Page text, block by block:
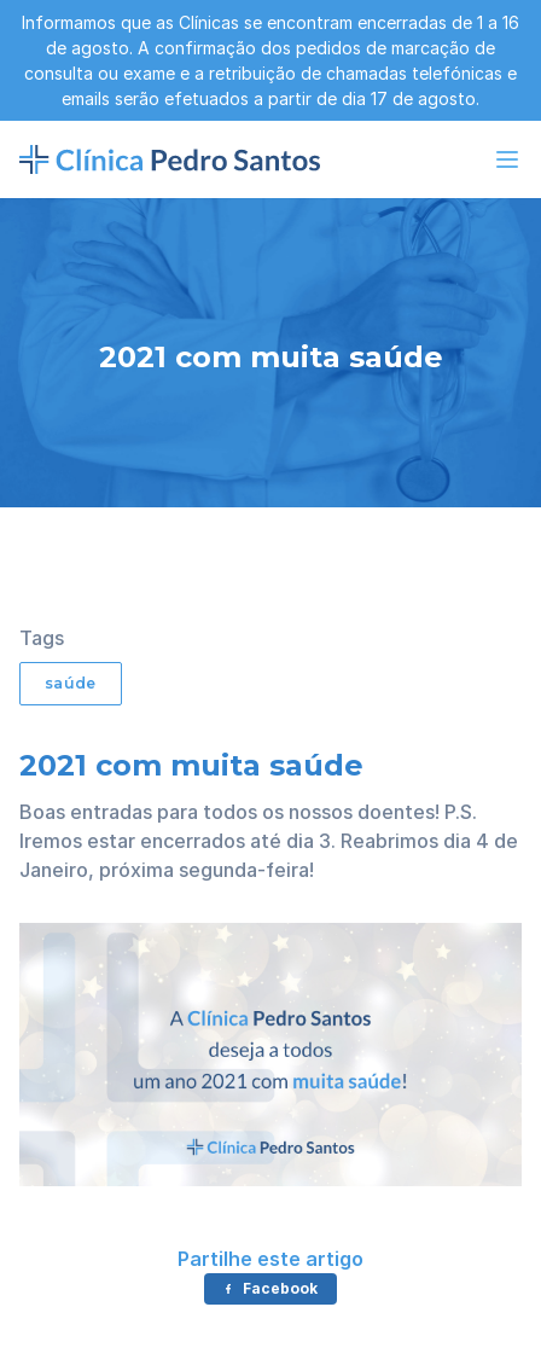
Informamos que as Clínicas se encontram encerradas de 1 a 16
de agosto. A confirmação dos pedidos de marcação de
consulta ou exame e a retribuição de chamadas telefónicas e
emails serão efetuados a partir de dia 17 de agosto.
2021 com muita saúde
Tags
saúde
2021 com muita saúde
Boas entradas para todos os nossos doentes! P.S.
Iremos estar encerrados até dia 3. Reabrimos dia 4 de
Janeiro, próxima segunda-feira!
Partilhe este artigo
Facebook